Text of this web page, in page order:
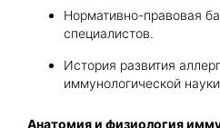
Нормативно-правовая
специалистов.
История развития
иммунологической
Анатомия и физиология